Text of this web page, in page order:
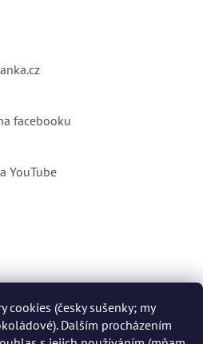
cookies (česky sušenky; my
Dalším procházením
facebooku
YouTube